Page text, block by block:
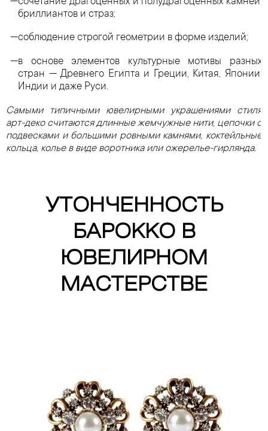
бриллиантов и страз;
соблюдение строгой геометрии в форме изделий;
в основе элементов культурные мотивы разных
стран — Древнего Египта и Греции, Китая, Японии,
Индии и даже Руси.
Самыми типичными ювелирными украшениями стиля
арт-деко считаются длинные жемчужные нити, цепочки с
подвесками и большими ровными камнями, коктейльные
кольца, колье в виде воротника или ожерелье-гирлянда.
УТОНЧЕННОСТЬ
БАРОККО В
ЮВЕЛИРНОМ
МАСТЕРСТВЕ